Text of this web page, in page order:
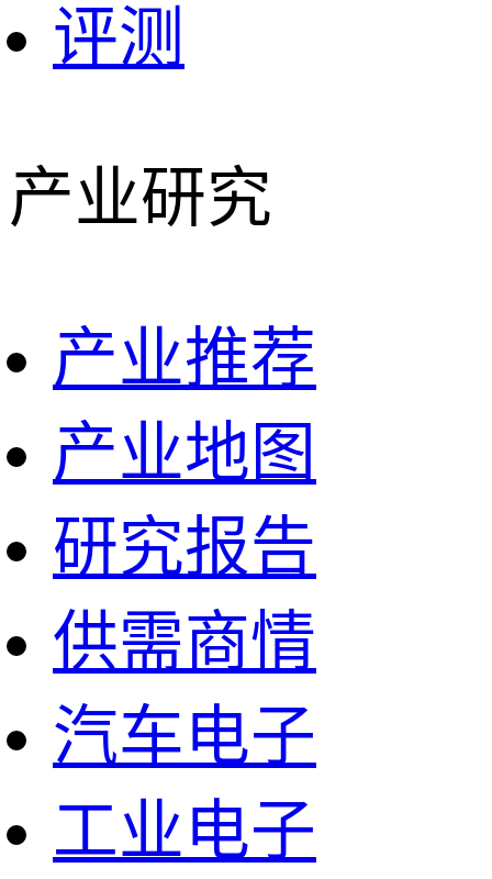
评测
产业研究
产业推荐
产业地图
研究报告
供需商情
汽车电子
工业电子